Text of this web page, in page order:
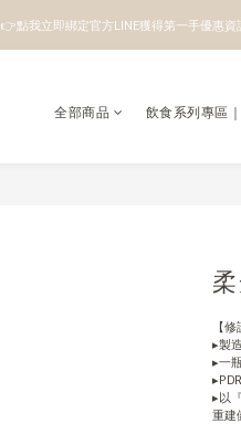
👉點我立即綁定官方LINE獲得第一手優惠資
👉點我立即綁定官方LINE獲得第一手優惠資
👉點我立即綁定官方LINE獲得第一手優惠資
全部商品 飲食系列專區
【
▸製
▸一
▸以
重建